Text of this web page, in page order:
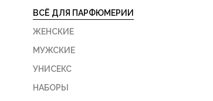
ВСЁ ДЛЯ ПАРФЮМЕРИИ
ЖЕНСКИЕ
МУЖСКИЕ
УНИСЕКС
НАБОРЫ